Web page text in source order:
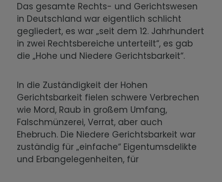
Das gesamte Rechts- und Gerichtswesen
in Deutschland war eigentlich schlicht
gegliedert, es war „seit dem 12. Jahrhundert
in zwei Rechtsbereiche unterteilt“, es gab
die „Hohe und Niedere Gerichtsbarkeit“.
In die Zuständigkeit der Hohen
Gerichtsbarkeit fielen schwere Verbrechen
wie Mord, Raub in großem Umfang,
Falschmünzerei, Verrat, aber auch
Ehebruch. Die Niedere Gerichtsbarkeit war
zuständig für „einfache“ Eigentumsdelikte
und Erbangelegenheiten, für